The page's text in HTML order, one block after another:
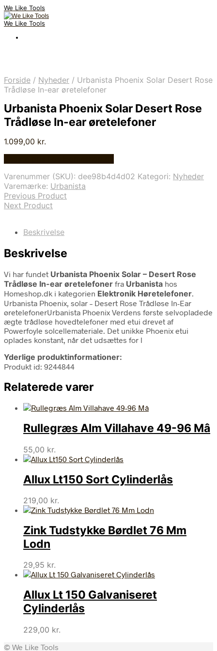
We Like Tools
We Like Tools
Forside / Nyheder / Urbanista Phoenix Solar Desert Rose
Trådløse In-ear øretelefoner
Urbanista Phoenix Solar Desert Rose
Trådløse In-ear øretelefoner
1.099,00 kr.
Varenummer (SKU): dee98b4d4d02 Kategori: Nyheder
Varemærke: Urbanista
Previous Product
Next Product
Beskrivelse
Beskrivelse
Vi har fundet Urbanista Phoenix Solar – Desert Rose
Trådløse In-ear øretelefoner fra Urbanista hos
Homeshop.dk i kategorien Elektronik Høretelefoner.
Urbanista Phoenix, solar – Desert Rose Trådløse In-Ear
øretelefonerUrbanista Phoenix Verdens første selvopladede
ægte trådløse hovedtelefoner med etui drevet af
Powerfoyle solcellemateriale. Det unikke Phoenix etui
oplades konstant, når det udsættes for l
Yderlige produktinformationer:
Produkt id: 9244844
Relaterede varer
Rullegræs Alm Villahave 49-96 Mâ
55,00 kr.
Allux Lt150 Sort Cylinderlås
219,00 kr.
Zink Tudstykke Børdlet 76 Mm
Lodn
29,95 kr.
Allux Lt 150 Galvaniseret
Cylinderlås
229,00 kr.
© We Like Tools